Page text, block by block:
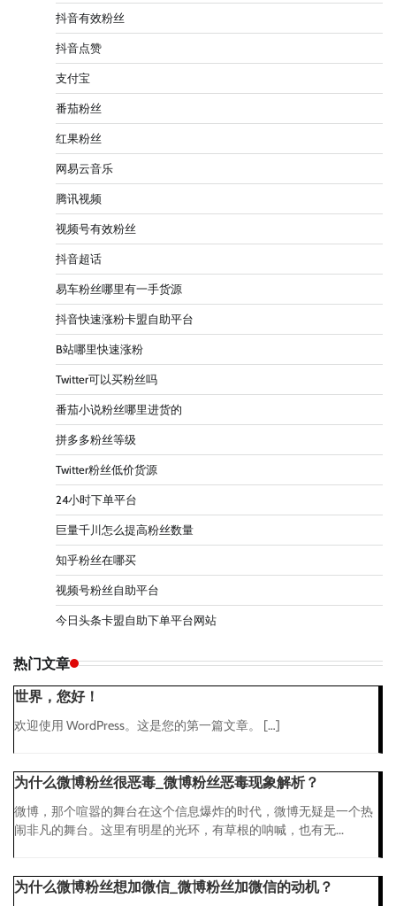
抖音有效粉丝
抖音点赞
支付宝
番茄粉丝
红果粉丝
网易云音乐
腾讯视频
视频号有效粉丝
抖音超话
易车粉丝哪里有一手货源
抖音快速涨粉卡盟自助平台
B站哪里快速涨粉
Twitter可以买粉丝吗
番茄小说粉丝哪里进货的
拼多多粉丝等级
Twitter粉丝低价货源
24小时下单平台
巨量千川怎么提高粉丝数量
知乎粉丝在哪买
视频号粉丝自助平台
今日头条卡盟自助下单平台网站
热门文章
世界，您好！
欢迎使用 WordPress。这是您的第一篇文章。 […]
为什么微博粉丝很恶毒_微博粉丝恶毒现象解析？
微博，那个喧嚣的舞台在这个信息爆炸的时代，微博无疑是一个热
闹非凡的舞台。这里有明星的光环，有草根的呐喊，也有无...
为什么微博粉丝想加微信_微博粉丝加微信的动机？